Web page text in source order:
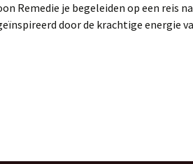
Remedie je begeleiden op een reis
door de krachtige energie